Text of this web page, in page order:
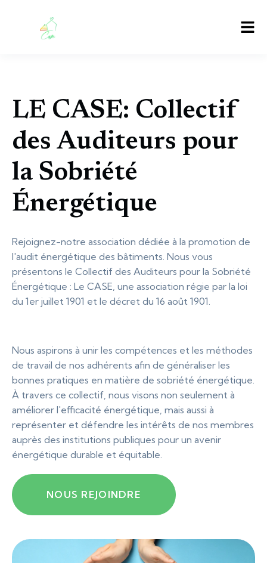
LE CASE: Collectif
des Auditeurs pour
la Sobriété
Énergétique
Rejoignez-notre association dédiée à la promotion de
l'audit énergétique des bâtiments. Nous vous
présentons le Collectif des Auditeurs pour la Sobriété
Énergétique : Le CASE, une association régie par la loi
du 1er juillet 1901 et le décret du 16 août 1901.
Nous aspirons à unir les compétences et les méthodes
de travail de nos adhérents afin de généraliser les
bonnes pratiques en matière de sobriété énergétique.
À travers ce collectif, nous visons non seulement à
améliorer l'efficacité énergétique, mais aussi à
représenter et défendre les intérêts de nos membres
auprès des institutions publiques pour un avenir
énergétique durable et équitable.
NOUS REJOINDRE